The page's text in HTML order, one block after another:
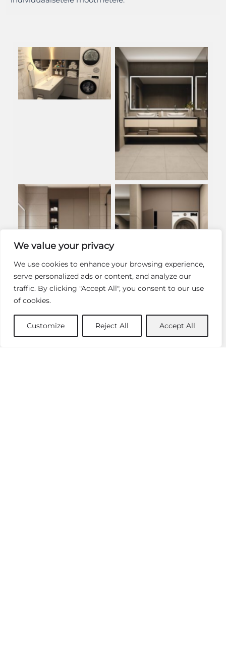
We value your privacy
We use cookies to enhance your browsing experience,
serve personalized ads or content, and analyze our
traffic. By clicking "Accept All", you consent to our use
of cookies.
Customize Reject All Accept All